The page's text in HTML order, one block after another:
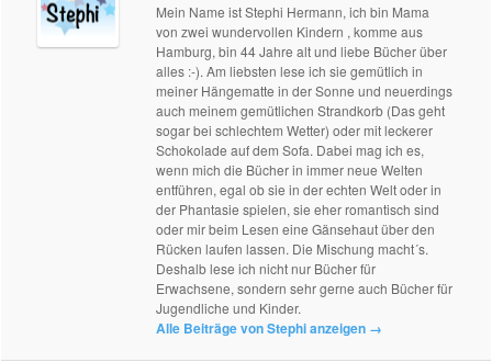
Mein Name ist Stephi Hermann, ich bin Mama
von zwei wundervollen Kindern , komme aus
Hamburg, bin 44 Jahre alt und liebe Bücher über
alles :-). Am liebsten lese ich sie gemütlich in
meiner Hängematte in der Sonne und neuerdings
auch meinem gemütlichen Strandkorb (Das geht
sogar bei schlechtem Wetter) oder mit leckerer
Schokolade auf dem Sofa. Dabei mag ich es,
wenn mich die Bücher in immer neue Welten
entführen, egal ob sie in der echten Welt oder in
der Phantasie spielen, sie eher romantisch sind
oder mir beim Lesen eine Gänsehaut über den
Rücken laufen lassen. Die Mischung macht´s.
Deshalb lese ich nicht nur Bücher für
Erwachsene, sondern sehr gerne auch Bücher für
Jugendliche und Kinder.
Alle Beiträge von Stephi anzeigen →